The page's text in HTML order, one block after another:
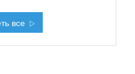
все